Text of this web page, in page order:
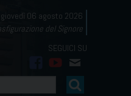
giovedì 06 agosto 2026
del Signore
facebook
youtube
mail